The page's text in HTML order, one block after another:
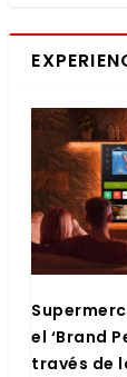
el ‘Brand
tra­vés de